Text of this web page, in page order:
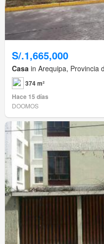
S/.1,665,000
Casa in Arequipa, Provincia
374 m²
Hace 15 días
DOOMOS